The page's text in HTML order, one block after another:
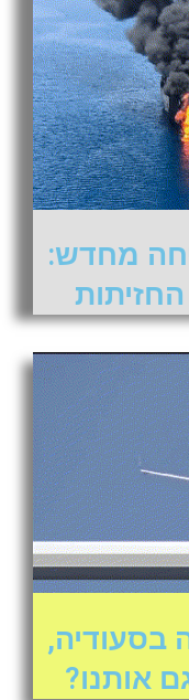
מחדש:
אותנו?